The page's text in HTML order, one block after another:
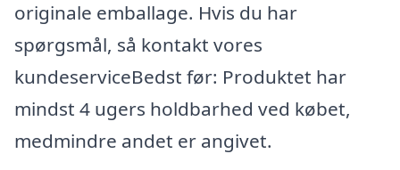
originale emballage. Hvis du har
spørgsmål, så kontakt vores
kundeserviceBedst før: Produktet har
mindst 4 ugers holdbarhed ved købet,
medmindre andet er angivet.